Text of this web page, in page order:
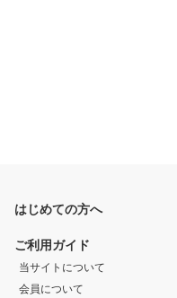
はじめての方へ
ご利用ガイド
当サイトについて
会員について